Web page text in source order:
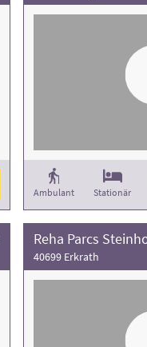
Ambulant Stationär
Reha Parcs
40699 Erkrath